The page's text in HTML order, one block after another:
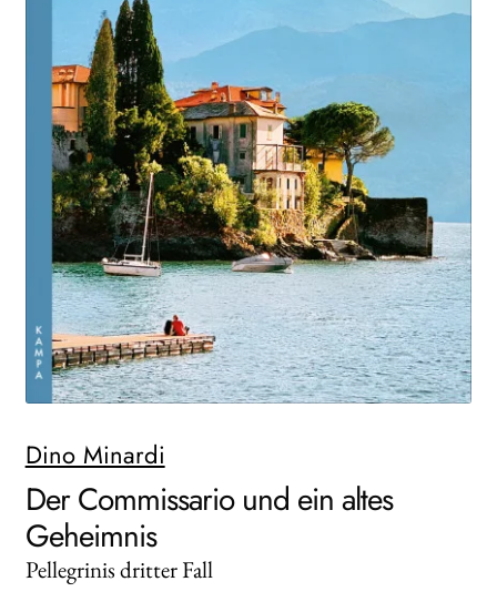
WEITERE VERLAGE
Search:
Dino Minardi
Der Commissario und ein altes
Geheimnis
Pellegrinis dritter Fall